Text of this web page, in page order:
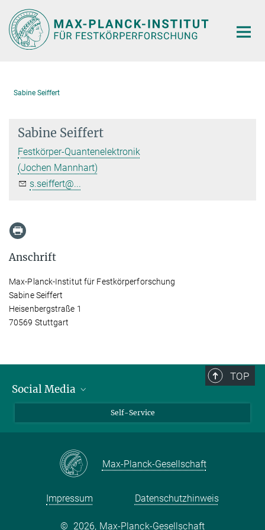
Hauptinhalt
Sabine Seiffert
Sabine Seiffert
Festkörper-Quantenelektronik
(Jochen Mannhart)
s.seiffert@...
Anschrift
Max-Planck-Institut für Festkörperforschung
Sabine Seiffert
Heisenbergstraße 1
70569 Stuttgart
TOP
Social Media
Facebook
Self-Service
Max-Planck-Gesellschaft
Impressum Datenschutzhinweis
© 2026, Max-Planck-Gesellschaft